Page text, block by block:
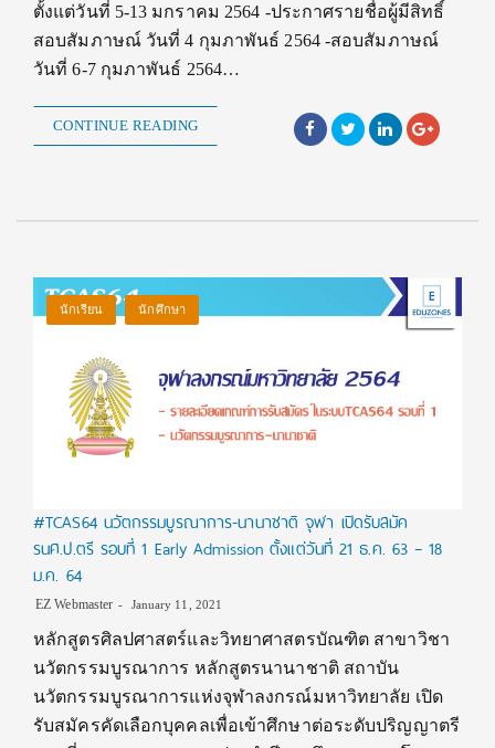
ตั้งแต่วันที่ 5-13 มกราคม 2564 -ประกาศรายชื่อผู้มีสิทธิ์
สอบสัมภาษณ์ วันที่ 4 กุมภาพันธ์ 2564 -สอบสัมภาษณ์
วันที่ 6-7 กุมภาพันธ์ 2564…
CONTINUE READING
นักเรียน นักศึกษา
#TCAS64 นวัตกรรมบูรณาการ-นานาชาติ จุฬา เปิดรับสมัค
รนศ.ป.ตรี รอบที่ 1 Early Admission ตั้งแต่วันที่ 21 ธ.ค. 63 – 18
ม.ค. 64
EZ Webmaster January 11, 2021
หลักสูตรศิลปศาสตร์และวิทยาศาสตรบัณฑิต สาขาวิชา
นวัตกรรมบูรณาการ หลักสูตรนานาชาติ สถาบัน
นวัตกรรมบูรณาการแห่งจุฬาลงกรณ์มหาวิทยาลัย เปิด
รับสมัครคัดเลือกบุคคลเพื่อเข้าศึกษาต่อระดับปริญญาตรี